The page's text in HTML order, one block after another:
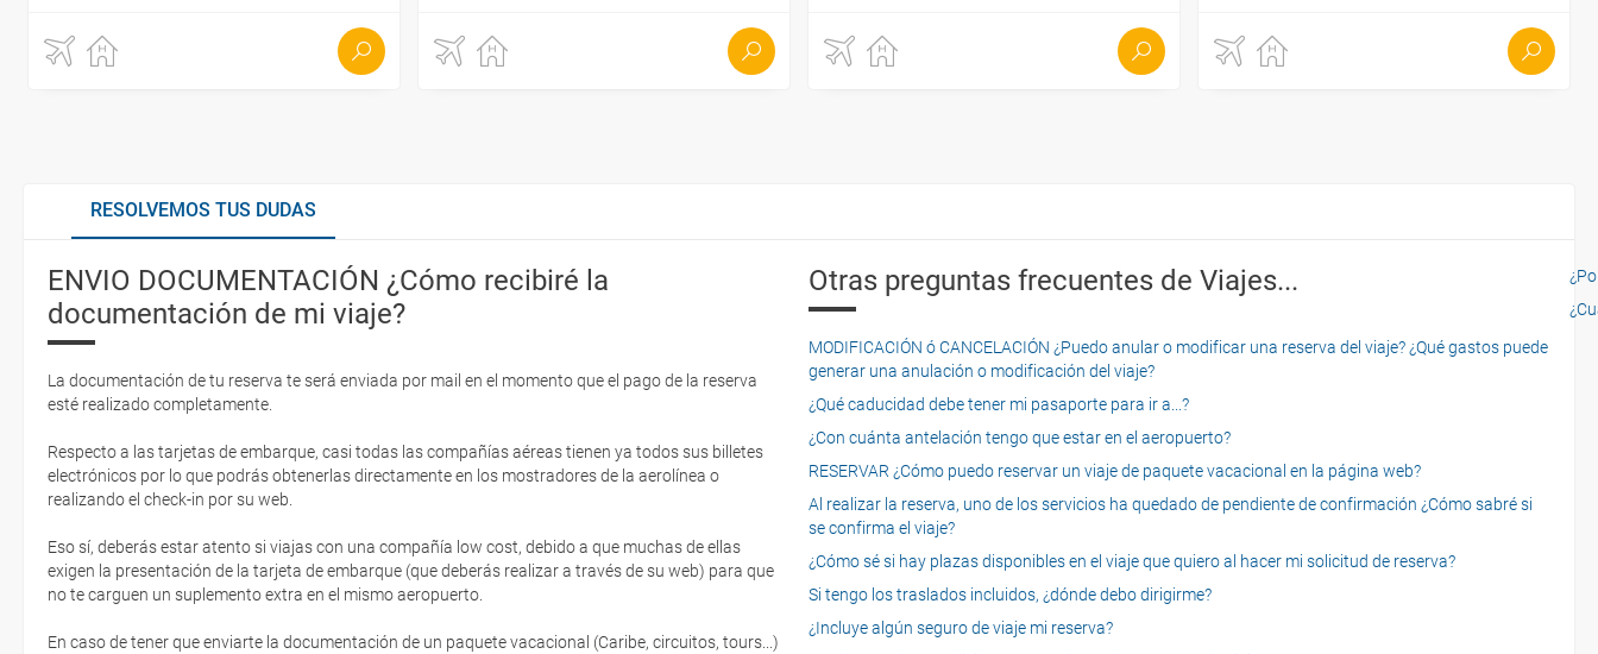
RESOLVEMOS TUS DUDAS
ENVIO DOCUMENTACIÓN ¿Cómo recibiré la
documentación de mi viaje?
La documentación de tu reserva te será enviada por mail en el momento que el pago de la reserva
esté realizado completamente.
Respecto a las tarjetas de embarque, casi todas las compañías aéreas tienen ya todos sus billetes
electrónicos por lo que podrás obtenerlas directamente en los mostradores de la aerolínea o
realizando el check-in por su web.
Eso sí, deberás estar atento si viajas con una compañía low cost, debido a que muchas de ellas
exigen la presentación de la tarjeta de embarque (que deberás realizar a través de su web) para que
no te carguen un suplemento extra en el mismo aeropuerto.
En caso de tener que enviarte la documentación de un paquete vacacional (Caribe, circuitos, tours...)
Otras preguntas frecuentes de Viajes...
MODIFICACIÓN ó CANCELACIÓN ¿Puedo anular o modificar una reserva del viaje? ¿Qué gastos puede
generar una anulación o modificación del viaje?
¿Qué caducidad debe tener mi pasaporte para ir a...?
¿Con cuánta antelación tengo que estar en el aeropuerto?
RESERVAR ¿Cómo puedo reservar un viaje de paquete vacacional en la página web?
Al realizar la reserva, uno de los servicios ha quedado de pendiente de confirmación ¿Cómo sabré si
se confirma el viaje?
¿Cómo sé si hay plazas disponibles en el viaje que quiero al hacer mi solicitud de reserva?
Si tengo los traslados incluidos, ¿dónde debo dirigirme?
¿Incluye algún seguro de viaje mi reserva?